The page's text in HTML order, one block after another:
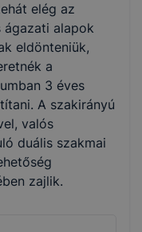
elég az
alapok
eldönteniük,
a
3 éves
A szakirányú
valós
duális szakmai
zajlik.